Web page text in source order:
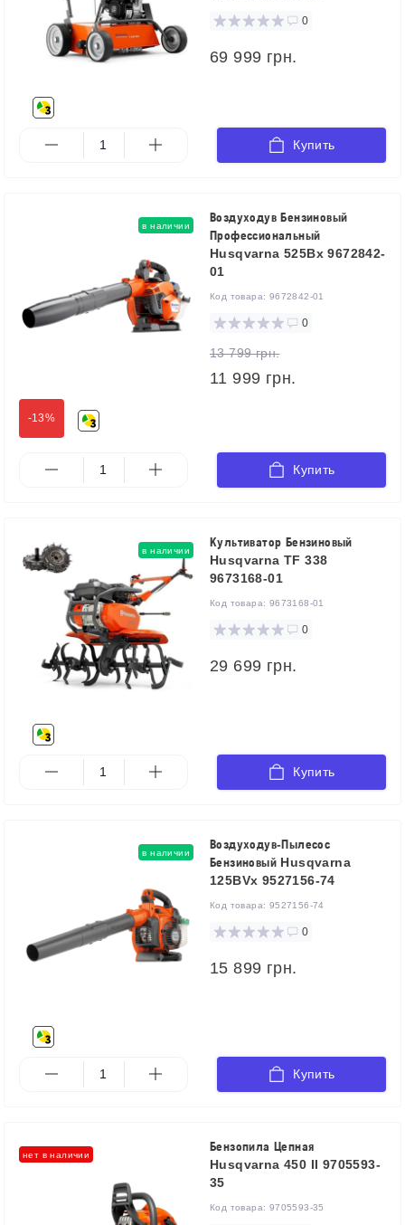
0
69 999 грн.
Купить
-13%
в наличии
Воздуходув Бензиновый
Профессиональный
Husqvarna 525Bx 9672842-
01
Код товара: 9672842-01
0
13 799 грн.
11 999 грн.
Купить
в наличии
Культиватор Бензиновый
Husqvarna TF 338
9673168-01
Код товара: 9673168-01
0
29 699 грн.
Купить
в наличии
Воздуходув-Пылесос
Бензиновый Husqvarna
125BVx 9527156-74
Код товара: 9527156-74
0
15 899 грн.
Купить
нет в наличии
Бензопила Цепная
Husqvarna 450 II 9705593-
35
Код товара: 9705593-35